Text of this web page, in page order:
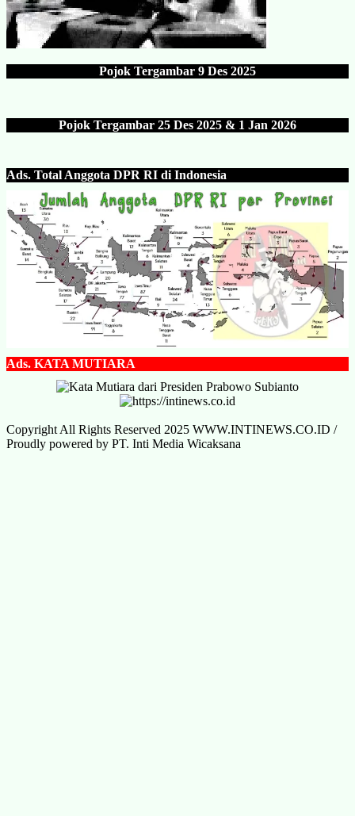
Pojok Tergambar 9 Des 2025
Pojok Tergambar 25 Des 2025 & 1 Jan 2026
Ads. Total Anggota DPR RI di Indonesia
Ads. KATA MUTIARA
Copyright All Rights Reserved 2025 WWW.INTINEWS.CO.ID /
Proudly powered by PT. Inti Media Wicaksana